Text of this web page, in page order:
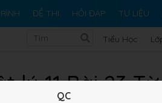
ĐỀ THI HỎI ĐÁP TƯ LIỆU
Tiểu Học
lý 11 Bài 23
QC